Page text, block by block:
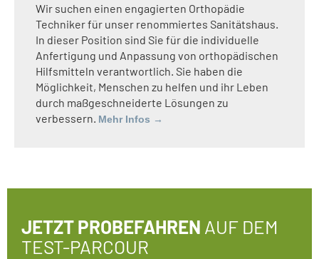
Wir suchen einen engagierten Orthopädie
Techniker für unser renommiertes Sanitätshaus.
In dieser Position sind Sie für die individuelle
Anfertigung und Anpassung von orthopädischen
Hilfsmitteln verantwortlich. Sie haben die
Möglichkeit, Menschen zu helfen und ihr Leben
durch maßgeschneiderte Lösungen zu
verbessern. Mehr Infos →
JETZT PROBEFAHREN AUF DEM
TEST-PARCOUR